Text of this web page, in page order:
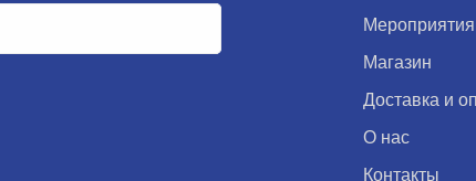
Мероприятия
Магазин
Доставка и
О нас
Контакты